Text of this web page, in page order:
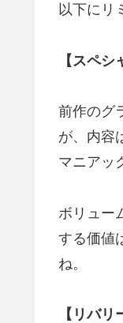
以下にリ
【スペシ
前作のグ
が、内容
マニアッ
ボリュー
する価値
ね。
【リバリ